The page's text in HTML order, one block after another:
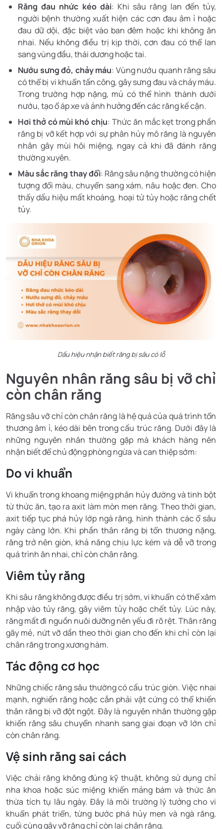
Răng đau nhức kéo dài: Khi sâu răng lan đến tủy,
người bệnh thường xuất hiện các cơn đau âm ỉ hoặc
đau dữ dội, đặc biệt vào ban đêm hoặc khi không ăn
nhai. Nếu không điều trị kịp thời, cơn đau có thể lan
sang vùng đầu, thái dương hoặc tai.
Nướu sưng đỏ, chảy máu: Vùng nướu quanh răng sâu
có thể bị vi khuẩn tấn công, gây sưng đau và chảy máu.
Trong trường hợp nặng, mủ có thể hình thành dưới
nướu, tạo ổ áp xe và ảnh hưởng đến các răng kế cận.
Hơi thở có mùi khó chịu: Thức ăn mắc kẹt trong phần
răng bị vỡ kết hợp với sự phân hủy mô răng là nguyên
nhân gây mùi hôi miệng, ngay cả khi đã đánh răng
thường xuyên.
Màu sắc răng thay đổi: Răng sâu nặng thường có hiện
tượng đổi màu, chuyển sang xám, nâu hoặc đen. Cho
thấy dấu hiệu mất khoáng, hoại tử tủy hoặc răng chết
tủy.
Dấu hiệu nhận biết răng bị sâu có lỗ
Nguyên nhân răng sâu bị vỡ chỉ
còn chân răng
Răng sâu vỡ chỉ còn chân răng là hệ quả của quá trình tổn
thương âm ỉ, kéo dài bên trong cấu trúc răng. Dưới đây là
những nguyên nhân thường gặp mà khách hàng nên
nhận biết để chủ động phòng ngừa và can thiệp sớm:
Do vi khuẩn
Vi khuẩn trong khoang miệng phân hủy đường và tinh bột
từ thức ăn, tạo ra axit làm mòn men răng. Theo thời gian,
axit tiếp tục phá hủy lớp ngà răng, hình thành các ổ sâu
ngày càng lớn. Khi phần thân răng bị tổn thương nặng,
răng trở nên giòn, khả năng chịu lực kém và dễ vỡ trong
quá trình ăn nhai, chỉ còn chân răng.
Viêm tủy răng
Khi sâu răng không được điều trị sớm, vi khuẩn có thể xâm
nhập vào tủy răng, gây viêm tủy hoặc chết tủy. Lúc này,
răng mất đi nguồn nuôi dưỡng nên yếu đi rõ rệt. Thân răng
gãy mẻ, nứt vỡ dần theo thời gian cho đến khi chỉ còn lại
chân răng trong xương hàm.
Tác động cơ học
Những chiếc răng sâu thường có cấu trúc giòn. Việc nhai
mạnh, nghiến răng hoặc cắn phải vật cứng có thể khiến
thân răng bị vỡ đột ngột. Đây là nguyên nhân thường gặp
khiến răng sâu chuyển nhanh sang giai đoạn vỡ lớn chỉ
còn chân răng.
Vệ sinh răng sai cách
Việc chải răng không đúng kỹ thuật, không sử dụng chỉ
nha khoa hoặc súc miệng khiến mảng bám và thức ăn
thừa tích tụ lâu ngày. Đây là môi trường lý tưởng cho vi
khuẩn phát triển, từng bước phá hủy men và ngà răng,
cuối cùng gây vỡ răng chỉ còn lại chân răng.